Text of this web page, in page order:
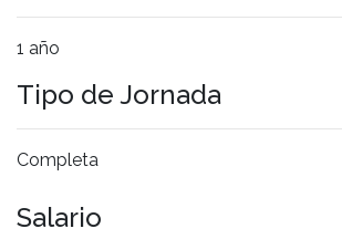
1 año
Tipo de Jornada
Completa
Salario